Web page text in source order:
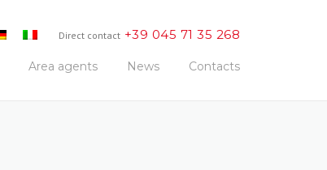
Direct contact +39 045 71 35 268
Area agents News Contacts